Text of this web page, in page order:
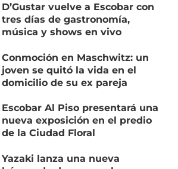
D’Gustar vuelve a Escobar con
tres días de gastronomía,
música y shows en vivo
Conmoción en Maschwitz: un
joven se quitó la vida en el
domicilio de su ex pareja
Escobar Al Piso presentará una
nueva exposición en el predio
de la Ciudad Floral
Yazaki lanza una nueva